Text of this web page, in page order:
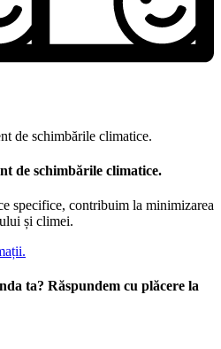
de schimbările climatice.
specifice, contribuim la minimizarea
și climei.
ta? Răspundem cu plăcere la